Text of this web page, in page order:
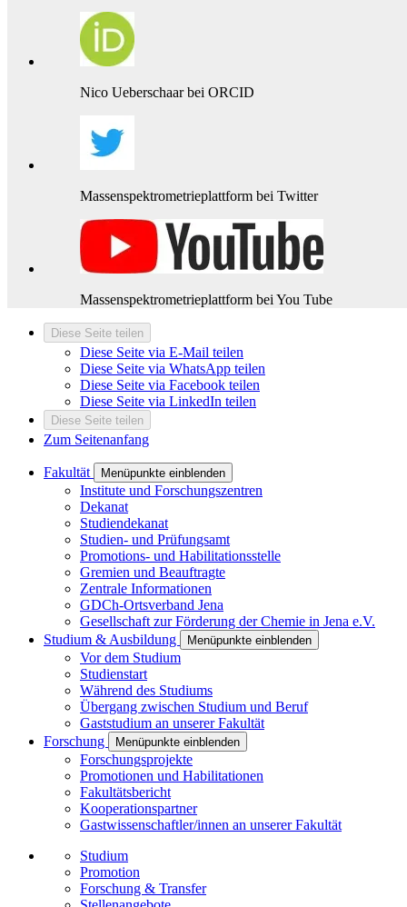
Nico Ueberschaar bei ORCID
Massenspektrometrieplattform bei Twitter
Massenspektrometrieplattform bei You Tube
Diese Seite teilen
Diese Seite via E-Mail teilen
Diese Seite via WhatsApp teilen
Diese Seite via Facebook teilen
Diese Seite via LinkedIn teilen
Diese Seite teilen
Zum Seitenanfang
Fakultät Menüpunkte einblenden
Institute und Forschungszentren
Dekanat
Studiendekanat
Studien- und Prüfungsamt
Promotions- und Habilitationsstelle
Gremien und Beauftragte
Zentrale Informationen
GDCh-Ortsverband Jena
Gesellschaft zur Förderung der Chemie in Jena e.V.
Studium & Ausbildung
Menüpunkte einblenden
Vor dem Studium
Studienstart
Während des Studiums
Übergang zwischen Studium und Beruf
Gaststudium an unserer Fakultät
Forschung
Menüpunkte einblenden
Forschungsprojekte
Promotionen und Habilitationen
Fakultätsbericht
Kooperationspartner
Gastwissenschaftler/innen an unserer Fakultät
Studium
Promotion
Forschung & Transfer